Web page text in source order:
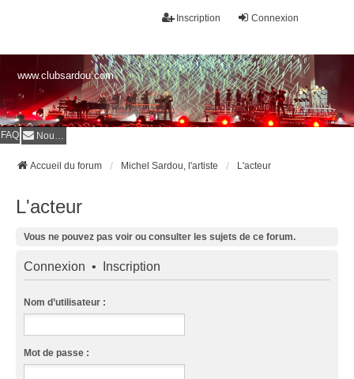
Connexion
Inscription
www.clubsardou.com
FAQ Nous contacter
Accueil du forum Michel Sardou, l'artiste L'acteur
L'acteur
Vous ne pouvez pas voir ou consulter les sujets de ce forum.
Connexion • Inscription
Nom d’utilisateur :
Mot de passe :